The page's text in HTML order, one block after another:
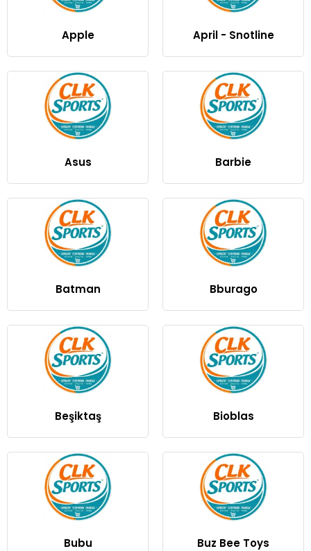
Apple April - Snotline
Asus Barbie
Batman Bburago
Beşiktaş Bioblas
Bubu Buz Bee Toys